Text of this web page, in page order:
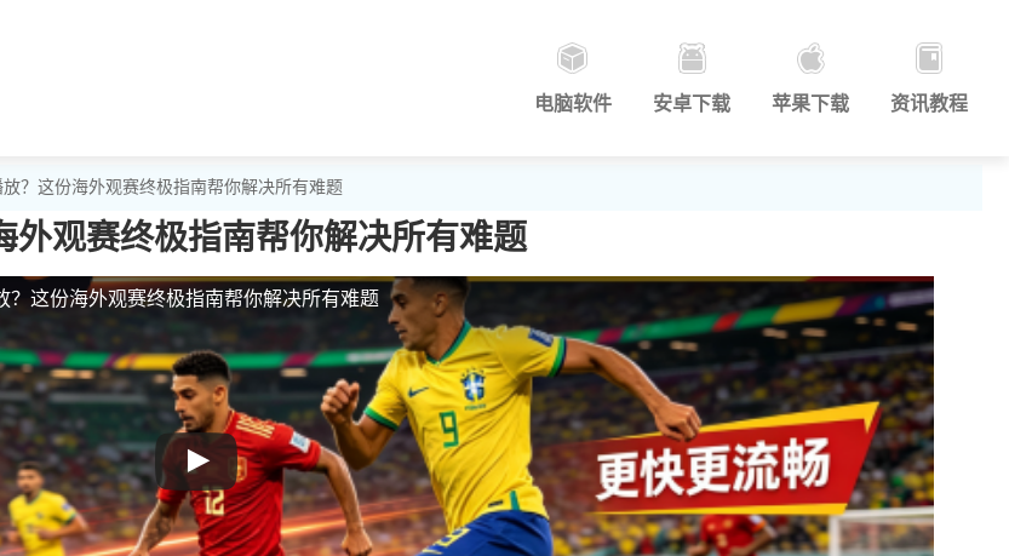
电脑软件 安卓下载 苹果下载 资讯教程
？这份海外观赛终极指南帮你解决所有难题
观赛终极指南帮你解决所有难题
？这份海外观赛终极指南帮你解决所有难题